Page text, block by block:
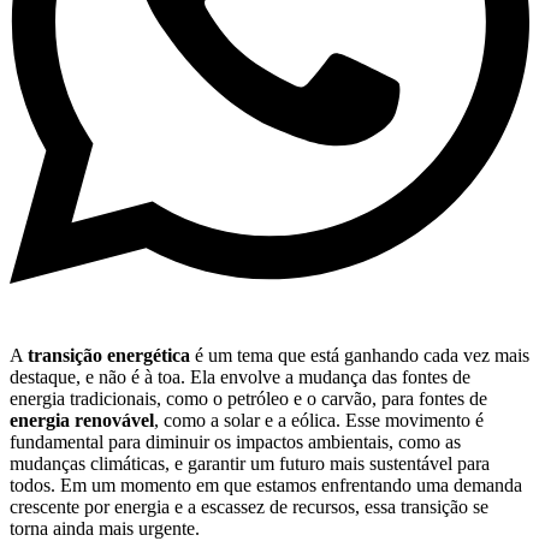
A transição energética é um tema que está ganhando cada vez mais
destaque, e não é à toa. Ela envolve a mudança das fontes de
energia tradicionais, como o petróleo e o carvão, para fontes de
energia renovável, como a solar e a eólica. Esse movimento é
fundamental para diminuir os impactos ambientais, como as
mudanças climáticas, e garantir um futuro mais sustentável para
todos. Em um momento em que estamos enfrentando uma demanda
crescente por energia e a escassez de recursos, essa transição se
torna ainda mais urgente.